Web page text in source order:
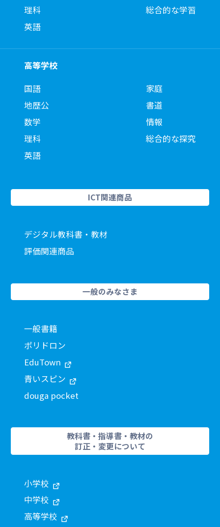
理科
英語
総合的な学習
高等学校
国語
地歴公
数学
理科
英語
家庭
書道
情報
総合的な探究
ICT関連商品
デジタル教科書・教材
評価関連商品
一般のみなさま
一般書籍
ポリドロン
EduTown
青いスピン
douga pocket
教科書・指導書・教材の
訂正・変更について
小学校
中学校
高等学校